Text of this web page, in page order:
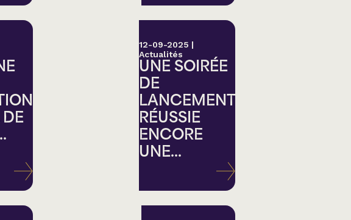
12-09-2025 |
Actualités
UNE SOIRÉE
DE
LANCEMENT
RÉUSSIE
ENCORE
UNE...